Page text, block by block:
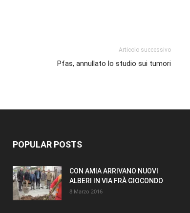
Articolo successivo
Pfas, annullato lo studio sui tumori
POPULAR POSTS
CON AMIA ARRIVANO NUOVI
ALBERI IN VIA FRÀ GIOCONDO
8 Marzo 2016